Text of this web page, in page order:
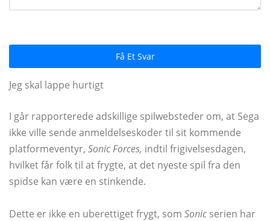
Få Et Svar
Jeg skal lappe hurtigt
I går rapporterede adskillige spilwebsteder om, at Sega
ikke ville sende anmeldelseskoder til sit kommende
platformeventyr, Sonic Forces, indtil frigivelsesdagen,
hvilket får folk til at frygte, at det nyeste spil fra den
spidse kan være en stinkende.
Dette er ikke en uberettiget frygt, som Sonic serien har